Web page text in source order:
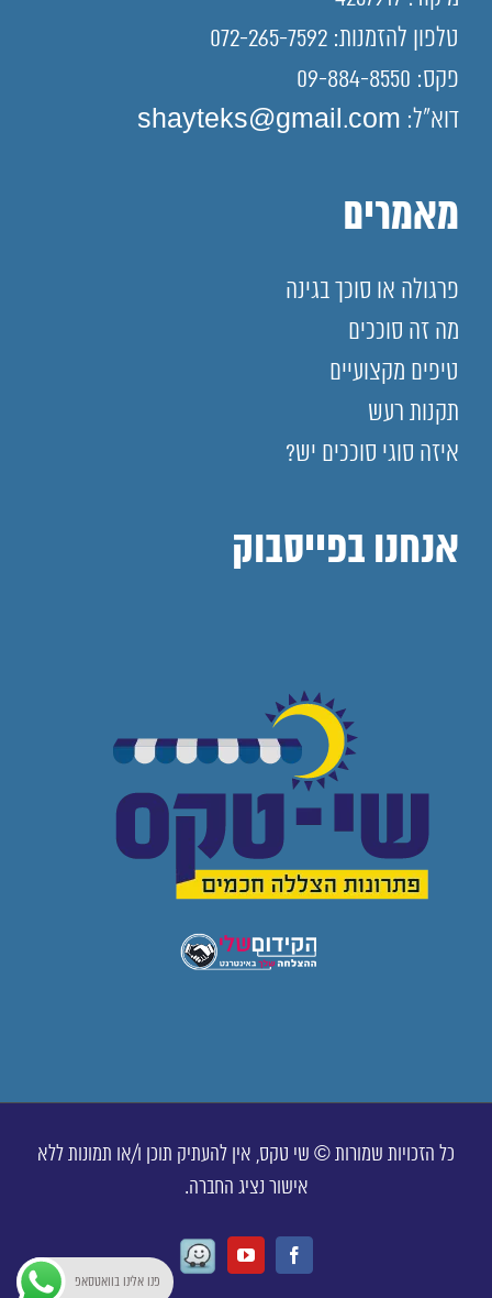
טלפון להזמנות: 072-265-7592
פקס: 09-884-8550
דוא"ל: shayteks@gmail.com
מאמרים
פרגולה או סוכך בגינה
מה זה סוככים
טיפים מקצועיים
תקנות רעש
איזה סוגי סוככים יש?
אנחנו בפייסבוק
כל הזכויות שמורות © שי טקס, אין להעתיק תוכן ו/או תמונות ללא
אישור נציג החברה.
Facebook
Youtube
Waze
פנו אלינו בוואטסאפ